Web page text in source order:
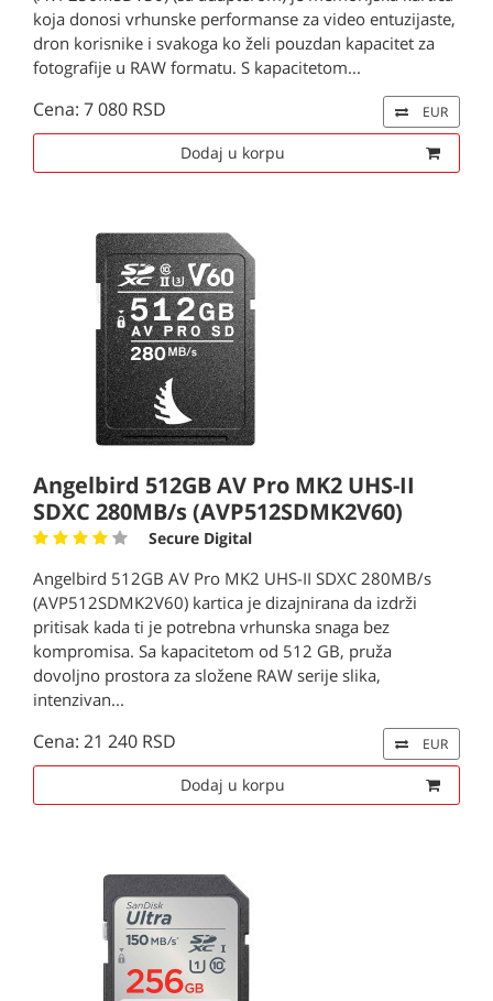
koja donosi vrhunske performanse za video entuzijaste,
dron korisnike i svakoga ko želi pouzdan kapacitet za
fotografije u RAW formatu. S kapacitetom...
Cena: 7 080 RSD EUR
Dodaj u korpu
Angelbird 512GB AV Pro MK2 UHS-II
SDXC 280MB/s (AVP512SDMK2V60)
Secure Digital
Angelbird 512GB AV Pro MK2 UHS-II SDXC 280MB/s
(AVP512SDMK2V60) kartica je dizajnirana da izdrži
pritisak kada ti je potrebna vrhunska snaga bez
kompromisa. Sa kapacitetom od 512 GB, pruža
dovoljno prostora za složene RAW serije slika,
intenzivan...
Cena: 21 240 RSD EUR
Dodaj u korpu